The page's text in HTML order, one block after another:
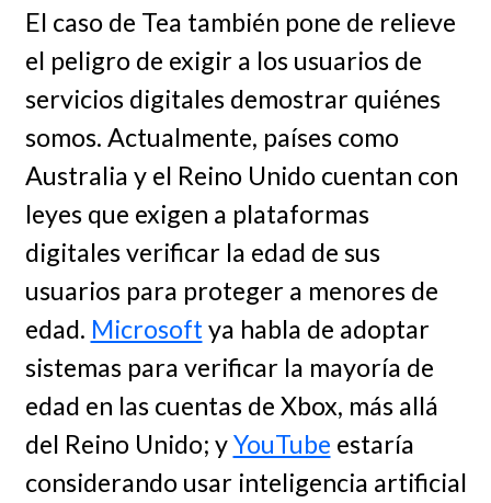
El caso de Tea también pone de relieve
el peligro de exigir a los usuarios de
servicios digitales demostrar quiénes
somos. Actualmente, países como
Australia y el Reino Unido cuentan con
leyes que exigen a plataformas
digitales verificar la edad de sus
usuarios para proteger a menores de
edad. Microsoft ya habla de adoptar
sistemas para verificar la mayoría de
edad en las cuentas de Xbox, más allá
del Reino Unido; yYouTube estaría
considerando usar inteligencia artificial